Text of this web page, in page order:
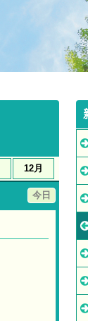
12月
今日